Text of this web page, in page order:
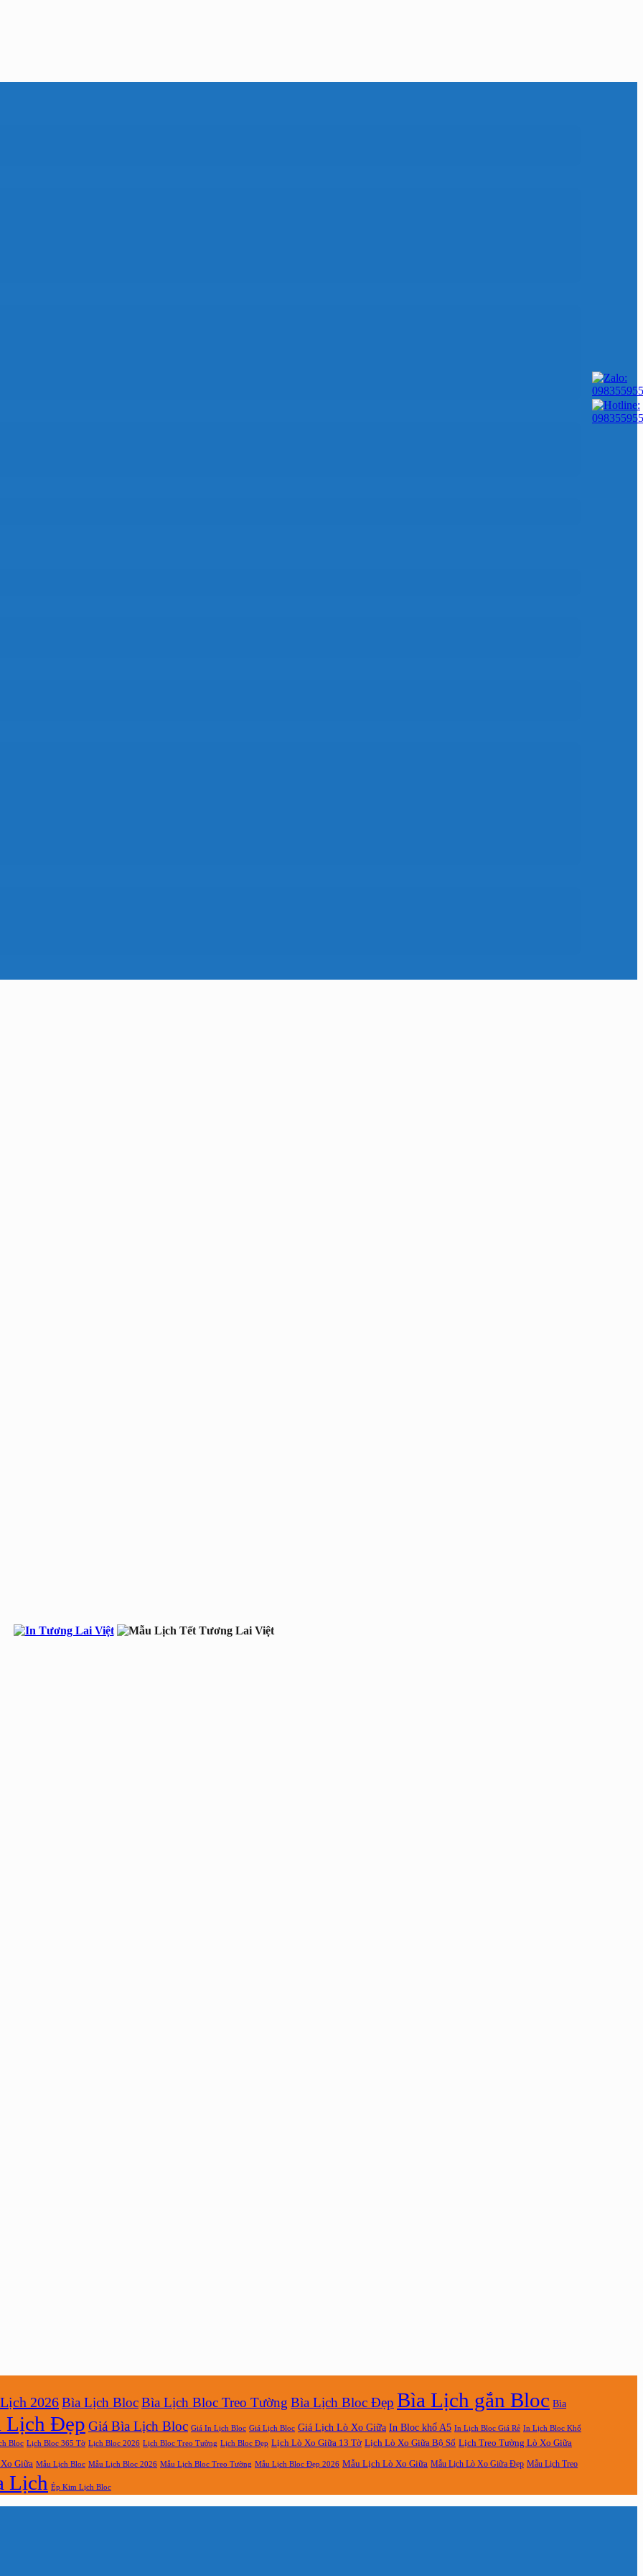
2026Bìa Lịch BlocBìa Lịch Bloc Treo Tường Bìa Lịch Bloc Đẹp Bìa Lịch gắn Bloc Bìa
Lịch Đẹp Giá Bìa Lịch Bloc Giá In Lịch Bloc Giá Lịch Bloc Giá Lịch Lò Xo Giữa In Bloc khổ A5 In Lịch Bloc Giá Rẻ In Lịch Bloc Khổ
Bloc Lịch Bloc 365 Tờ Lịch Bloc 2026 Lịch Bloc Treo Tường Lịch Bloc Đẹp Lịch Lò Xo Giữa 13 Tờ Lịch Lò Xo Giữa Bộ Số Lịch Treo Tường Lò Xo Giữa
Giữa Mẫu Lịch Bloc Mẫu Lịch Bloc 2026 Mẫu Lịch Bloc Treo Tường Mẫu Lịch Bloc Đẹp 2026 Mẫu Lịch Lò Xo Giữa Mẫu Lịch Lò Xo Giữa Đẹp Mẫu Lịch Treo
Lịch Ép Kim Lịch Bloc